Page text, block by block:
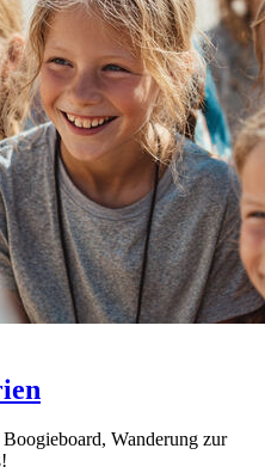
Wanderung zur